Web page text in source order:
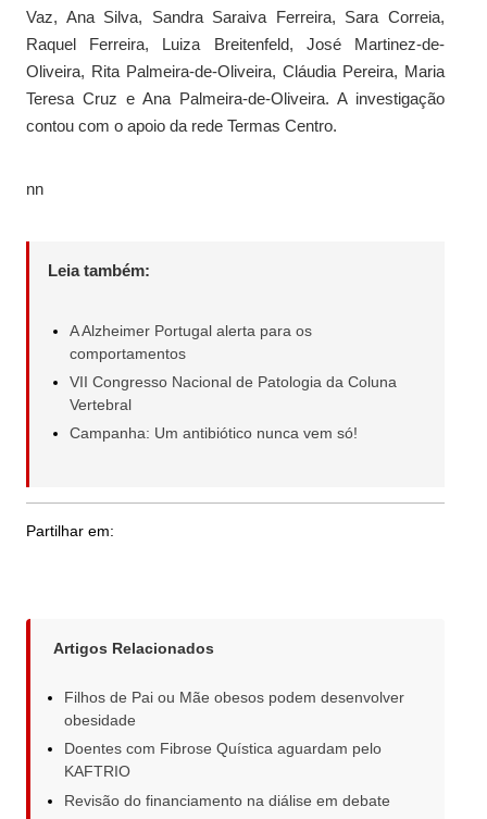
Vaz, Ana Silva, Sandra Saraiva Ferreira, Sara Correia,
Raquel Ferreira, Luiza Breitenfeld, José Martinez-de-
Oliveira, Rita Palmeira-de-Oliveira, Cláudia Pereira, Maria
Teresa Cruz e Ana Palmeira-de-Oliveira. A investigação
contou com o apoio da rede Termas Centro.
nn
Leia também:
A Alzheimer Portugal alerta para os
comportamentos
VII Congresso Nacional de Patologia da Coluna
Vertebral
Campanha: Um antibiótico nunca vem só!
Partilhar em:
Artigos Relacionados
Filhos de Pai ou Mãe obesos podem desenvolver
obesidade
Doentes com Fibrose Quística aguardam pelo
KAFTRIO
Revisão do financiamento na diálise em debate